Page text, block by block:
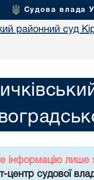
Судова влада
районний суд
інформацію лише
центр судової